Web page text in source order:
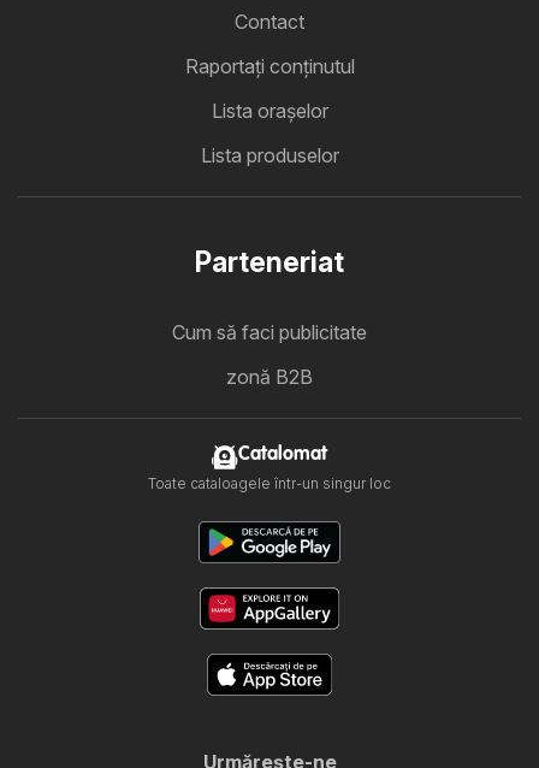
Contact
Raportați conținutul
Lista oraşelor
Lista produselor
Parteneriat
Cum să faci publicitate
zonă B2B
Catalomat
Toate cataloagele într-un singur loc
Urmăreşte-ne